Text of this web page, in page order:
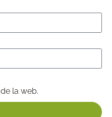
de la web.